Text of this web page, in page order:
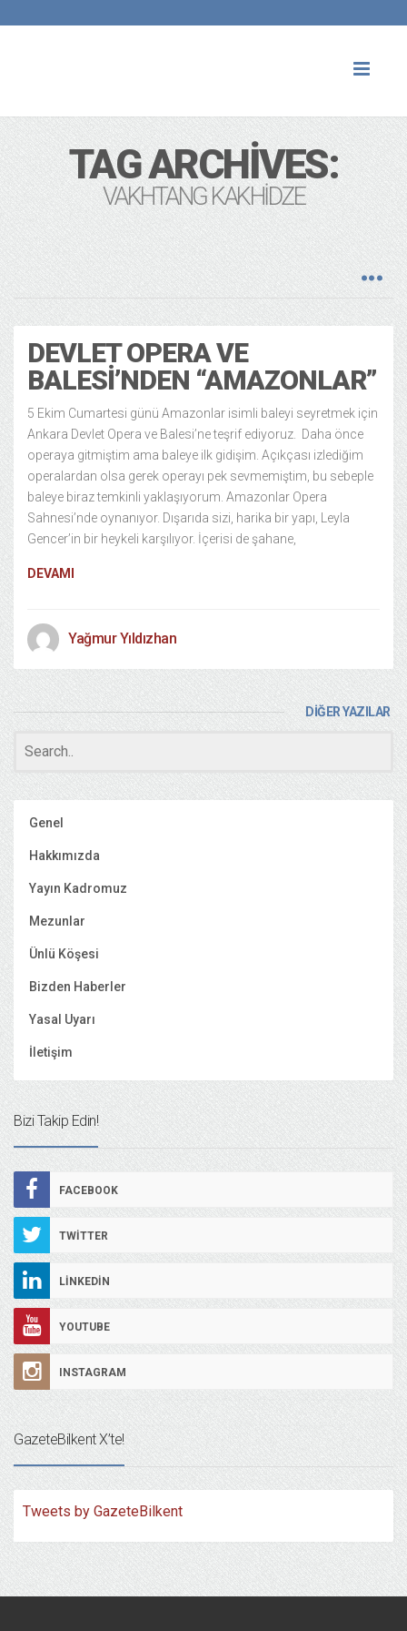
TAG ARCHIVES:
VAKHTANG KAKHIDZE
DEVLET OPERA VE
BALESI’NDEN “AMAZONLAR”
5 Ekim Cumartesi günü Amazonlar isimli baleyi seyretmek için
Ankara Devlet Opera ve Balesi’ne teşrif ediyoruz. Daha önce
operaya gitmiştim ama baleye ilk gidişim. Açıkçası izlediğim
operalardan olsa gerek operayı pek sevmemiştim, bu sebeple
baleye biraz temkinli yaklaşıyorum. Amazonlar Opera
Sahnesi’nde oynanıyor. Dışarıda sizi, harika bir yapı, Leyla
Gencer’in bir heykeli karşılıyor. İçerisi de şahane,
DEVAMI
Yağmur Yıldızhan
DİĞER YAZILAR
Genel
Hakkımızda
Yayın Kadromuz
Mezunlar
Ünlü Köşesi
Bizden Haberler
Yasal Uyarı
İletişim
Bizi Takip Edin!
FACEBOOK
TWITTER
LINKEDIN
YOUTUBE
INSTAGRAM
GazeteBilkent X’te!
Tweets by GazeteBilkent